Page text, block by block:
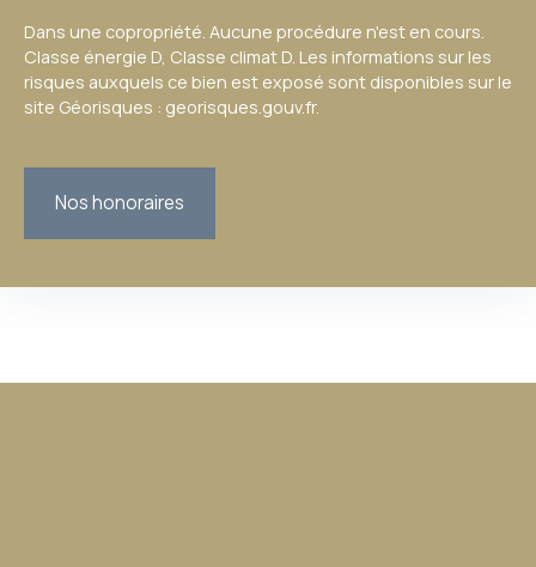
Dans une copropriété. Aucune procédure n'est en cours.
Classe énergie D, Classe climat D. Les informations sur les
risques auxquels ce bien est exposé sont disponibles sur le
site Géorisques : georisques.gouv.fr.
Nos honoraires